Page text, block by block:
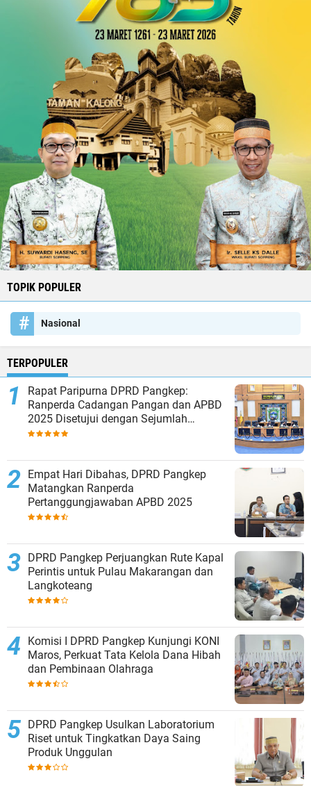
TOPIK POPULER
Nasional
TERPOPULER
Rapat Paripurna DPRD Pangkep:
Ranperda Cadangan Pangan dan APBD
2025 Disetujui dengan Sejumlah
Catatan
Empat Hari Dibahas, DPRD Pangkep
Matangkan Ranperda
Pertanggungjawaban APBD 2025
DPRD Pangkep Perjuangkan Rute Kapal
Perintis untuk Pulau Makarangan dan
Langkoteang
Komisi I DPRD Pangkep Kunjungi KONI
Maros, Perkuat Tata Kelola Dana Hibah
dan Pembinaan Olahraga
DPRD Pangkep Usulkan Laboratorium
Riset untuk Tingkatkan Daya Saing
Produk Unggulan